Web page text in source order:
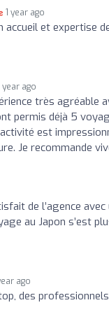
1 year ago
accueil et expertise
year ago
très agréable
permis déjà 5
est
Je recommande
de l’agence
au Japon s’est
ago
des